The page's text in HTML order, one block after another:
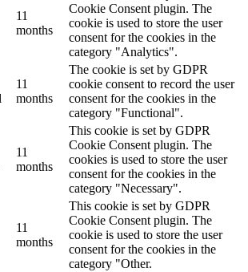
11
months
Cookie Consent plugin. The
cookie is used to store the user
consent for the cookies in the
category "Analytics".
11
months
The cookie is set by GDPR
cookie consent to record the user
consent for the cookies in the
category "Functional".
11
months
This cookie is set by GDPR
Cookie Consent plugin. The
cookies is used to store the user
consent for the cookies in the
category "Necessary".
11
months
This cookie is set by GDPR
Cookie Consent plugin. The
cookie is used to store the user
consent for the cookies in the
category "Other.